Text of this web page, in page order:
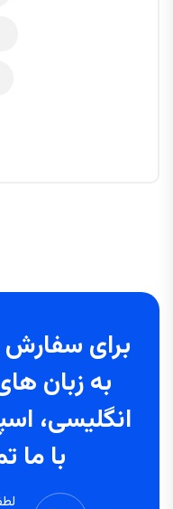
برای سفارش
به زبان
انگلیسی،
با ما